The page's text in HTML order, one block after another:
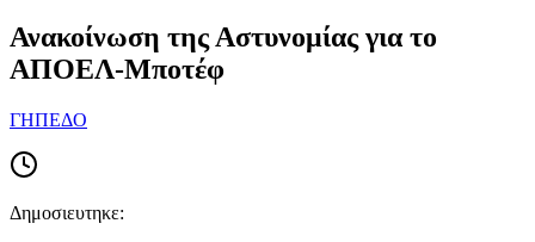
Ανακοίνωση της Αστυνομίας για το
ΑΠΟΕΛ-Μποτέφ
ΓΗΠΕΔΟ
Δημοσιευτηκε: